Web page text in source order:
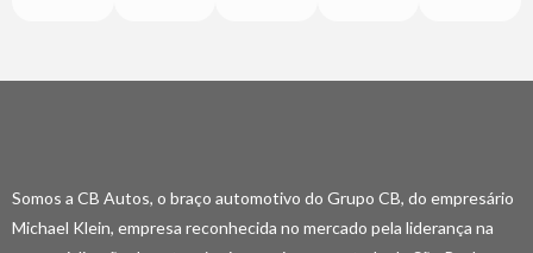
Somos a CB Autos, o braço automotivo do Grupo CB, do empresário
Michael Klein, empresa reconhecida no mercado pela liderança na